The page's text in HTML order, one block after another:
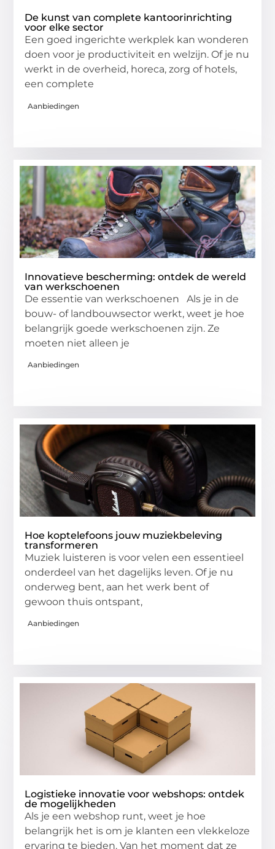
De kunst van complete kantoorinrichting
voor elke sector
Een goed ingerichte werkplek kan wonderen
doen voor je productiviteit en welzijn. Of je nu
werkt in de overheid, horeca, zorg of hotels,
een complete
Aanbiedingen
Innovatieve bescherming: ontdek de wereld
van werkschoenen
De essentie van werkschoenen Als je in de
bouw- of landbouwsector werkt, weet je hoe
belangrijk goede werkschoenen zijn. Ze
moeten niet alleen je
Aanbiedingen
Hoe koptelefoons jouw muziekbeleving
transformeren
Muziek luisteren is voor velen een essentieel
onderdeel van het dagelijks leven. Of je nu
onderweg bent, aan het werk bent of
gewoon thuis ontspant,
Aanbiedingen
Logistieke innovatie voor webshops: ontdek
de mogelijkheden
Als je een webshop runt, weet je hoe
belangrijk het is om je klanten een vlekkeloze
ervaring te bieden. Van het moment dat ze